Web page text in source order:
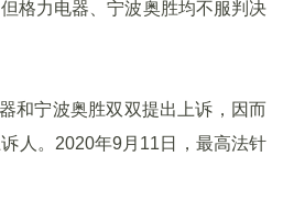
格力电器、宁波奥胜均不服判决
宁波奥胜双双提出上诉，因而
人。2020年9月11日，最高法针